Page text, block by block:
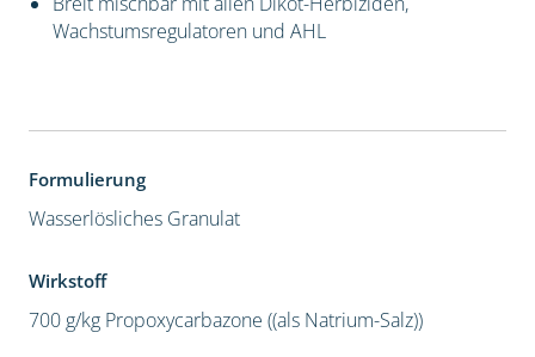
Wachstumsregulatoren und AHL
Formulierung
Wasserlösliches Granulat
Wirkstoff
700 g/kg Propoxycarbazone ((als Natrium-Salz))